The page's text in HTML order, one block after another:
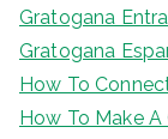
Gratogana
Gratogana
How To
How To Make